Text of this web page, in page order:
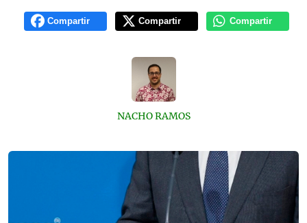
Compartir Compartir Compartir
NACHO RAMOS